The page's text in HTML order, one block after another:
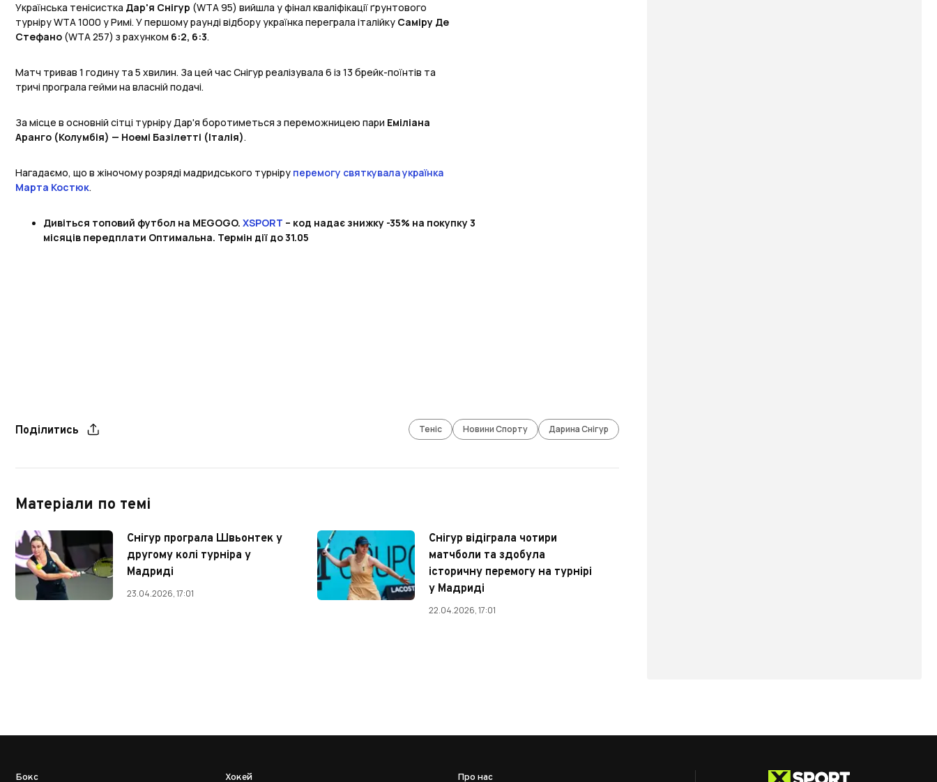
Українська тенісистка Дар'я Снігур (WTA 95) вийшла у фінал кваліфікації ґрунтового
турніру WTA 1000 у Римі. У першому раунді відбору українка переграла італійку Саміру Де
Стефано (WTA 257) з рахунком 6:2, 6:3.
Матч тривав 1 годину та 5 хвилин. За цей час Снігур реалізувала 6 із 13 брейк-поїнтів та
тричі програла гейми на власній подачі.
За місце в основній сітці турніру Дар'я боротиметься з переможницею пари Еміліана
Аранго (Колумбія) — Ноемі Базілетті (Італія).
Нагадаємо, що в жіночому розряді мадридського турніру перемогу святкувала українка
Марта Костюк.
Дивіться топовий футбол на MEGOGO. XSPORT – код надає знижку -35% на покупку 3
місяців передплати Оптимальна. Термін дії до 31.05
Поділитись Теніс Новини Спорту Дарина Снігур
Матеріали по темі
Снігур програла Швьонтек у
другому колі турніра у
Мадриді
23.04.2026, 17:01
Снігур відіграла чотири
матчболи та здобула
історичну перемогу на турнірі
у Мадриді
22.04.2026, 17:01
Бокс Хокей Про нас